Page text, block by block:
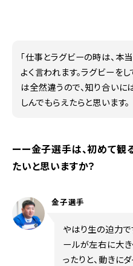
「仕事とラグビーの時は、本
よく言われます。ラグビーを
は全然違うので、知り合いに
しんでもらえたらと思います。
ーー金子選手は、初めて観
たいと思いますか？
やはり生の迫力で
ールが左右に大き
ったりと、動きに
金子選手